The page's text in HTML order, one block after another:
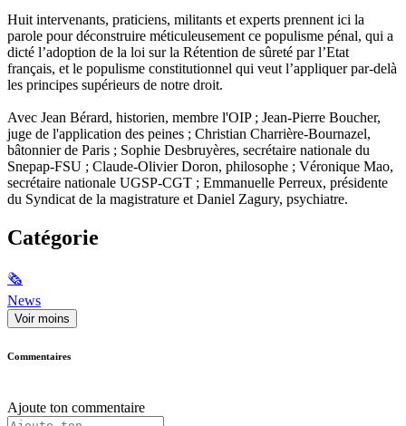
Huit intervenants, praticiens, militants et experts prennent ici la
parole pour déconstruire méticuleusement ce populisme pénal, qui a
dicté l’adoption de la loi sur la Rétention de sûreté par l’Etat
français, et le populisme constitutionnel qui veut l’appliquer par-delà
les principes supérieurs de notre droit.
Avec Jean Bérard, historien, membre l'OIP ; Jean-Pierre Boucher,
juge de l'application des peines ; Christian Charrière-Bournazel,
bâtonnier de Paris ; Sophie Desbruyères, secrétaire nationale du
Snepap-FSU ; Claude-Olivier Doron, philosophe ; Véronique Mao,
secrétaire nationale UGSP-CGT ; Emmanuelle Perreux, présidente
du Syndicat de la magistrature et Daniel Zagury, psychiatre.
Catégorie
🗞
News
Voir moins
Commentaires
Ajoute ton commentaire